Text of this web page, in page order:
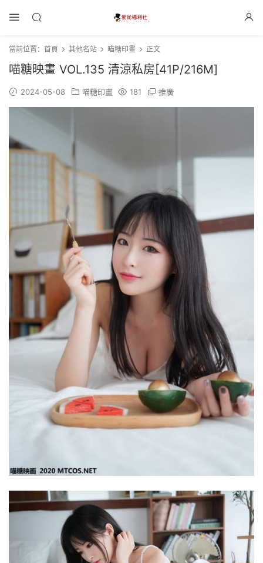
當前位置： 首頁 其他名站 喵糖印畫 正文
喵糖映畫 VOL.135 清涼私房[41P/216M]
2024-05-08 喵糖印畫 181 推廣